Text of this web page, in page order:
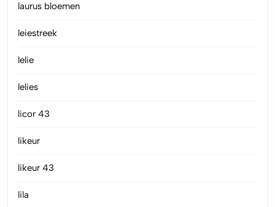
laurus bloemen
leiestreek
lelie
lelies
licor 43
likeur
likeur 43
lila